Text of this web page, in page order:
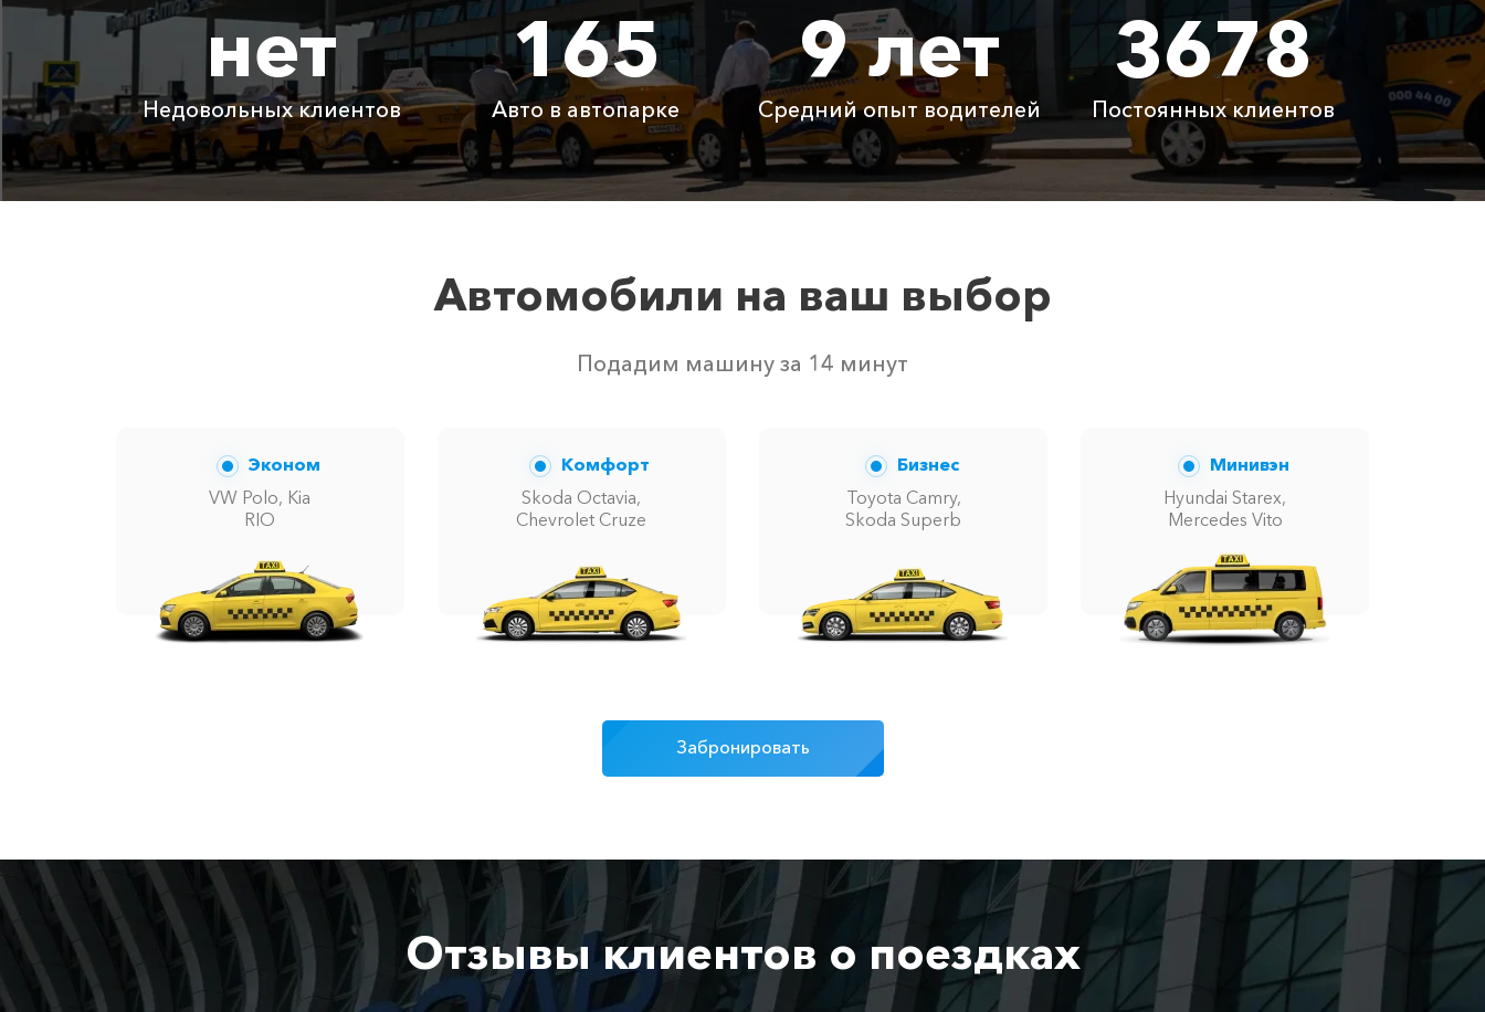
Абрау-Дюрсо ⇆ Пересыпь 1755 ₽
Абрау-Дюрсо ⇆ Чонгар 2050 ₽ 4100 ₽ 6150 ₽ 8200 ₽
Детское автокресло Бесплатно Бесплатно Бесплатно Бесплатно
Ожидание машины Бесплатно Бесплатно Бесплатно Бесплатно
нет
Недовольных клиентов
165
Авто в автопарке
9 лет
Средний опыт водителей
3678
Постоянных клиентов
Автомобили на ваш выбор
Подадим машину за 14 минут
Эконом
VW Polo, Kia
RIO
Комфорт
Skoda Octavia,
Chevrolet Cruze
Бизнес
Toyota Camry,
Skoda Superb
Минивэн
Hyundai Starex,
Mercedes Vito
Забронировать
Отзывы клиентов о поездках